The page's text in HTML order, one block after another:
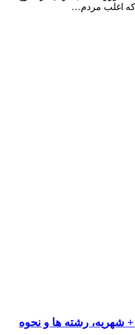
که اغلب مردم…
ترکیه + شهریه، رشته ها و نحوه